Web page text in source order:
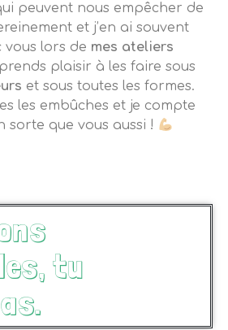
peuvent nous empêcher de
et j’en ai souvent
vous lors de mes ateliers
plaisir à les faire sous
et sous toutes les formes.
les embûches et je compte
sorte que vous aussi !
tu